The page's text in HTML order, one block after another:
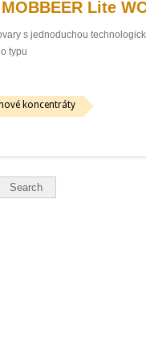
Lite
s jednoduchou
typu
koncentráty